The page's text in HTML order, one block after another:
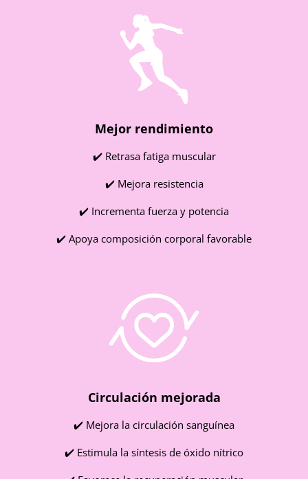
Mejor rendimiento
✔️ Retrasa fatiga muscular
✔️ Mejora resistencia
✔️ Incrementa fuerza y potencia
✔️ Apoya composición corporal favorable
Circulación mejorada
✔️ Mejora la circulación sanguínea
✔️ Estimula la síntesis de óxido nítrico